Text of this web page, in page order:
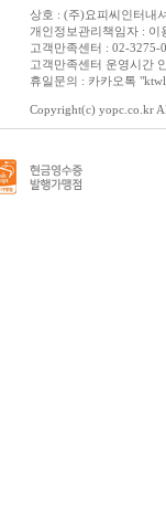
상호 : (주)요피씨인터내
개인정보관리책임자 : 이
고객만족센터 : 02-3275-
고객만족센터 운영시간
휴일문의 : 카카오톡
Copyright(c) yopc.co.kr